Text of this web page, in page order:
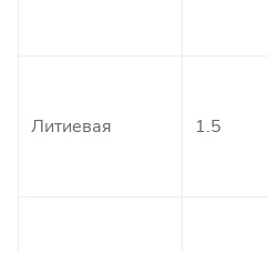
Литиевая 1.5